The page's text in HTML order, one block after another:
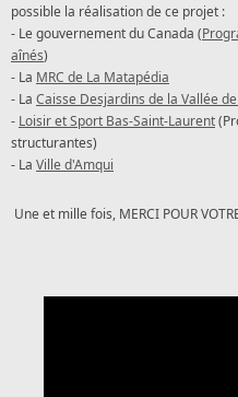
possible la réalisation de ce projet :
- Le gouvernement du Canada (
aînés)
- La MRC de La Matapédia
- La Caisse Desjardins de la Vallée
- Loisir et Sport Bas-Saint-Laurent
structurantes)
- La Ville d'Amqui
Une et mille fois, MERCI POUR